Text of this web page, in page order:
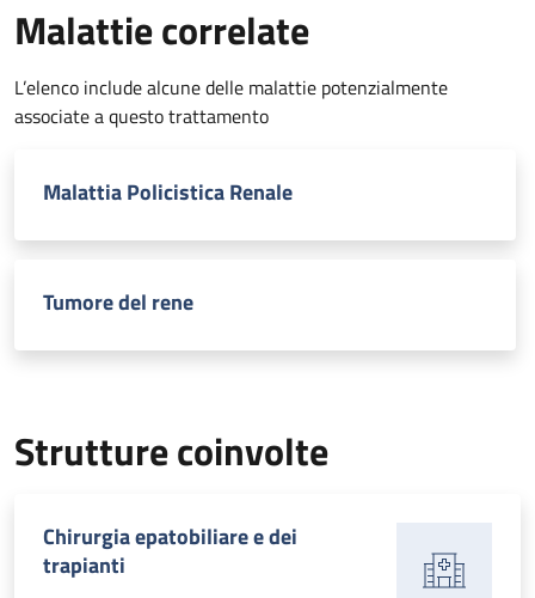
Malattie correlate
L’elenco include alcune delle malattie potenzialmente
associate a questo trattamento
Malattia Policistica Renale
Tumore del rene
Strutture coinvolte
Chirurgia epatobiliare e dei
trapianti